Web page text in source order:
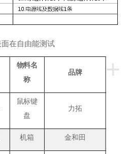
+
物料名
称
品牌
鼠标键
盘
力拓
机箱 金和田